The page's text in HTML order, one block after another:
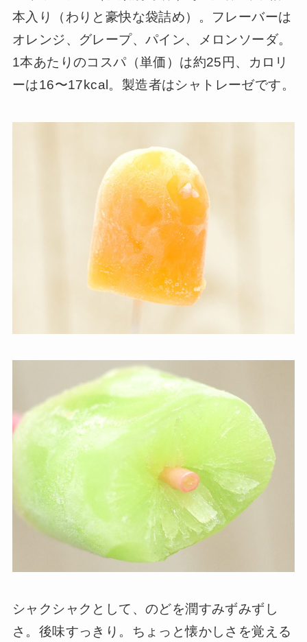
本入り（わりと豪快な袋詰め）。フレーバーは
オレンジ、グレープ、パイン、メロンソーダ。
1本あたりのコスパ（単価）は約25円、カロリ
ーは16〜17kcal。製造者はシャトレーゼです。
シャクシャクとして、のどを潤すみずみずし
さ。後味すっきり。ちょっと懐かしさを覚える